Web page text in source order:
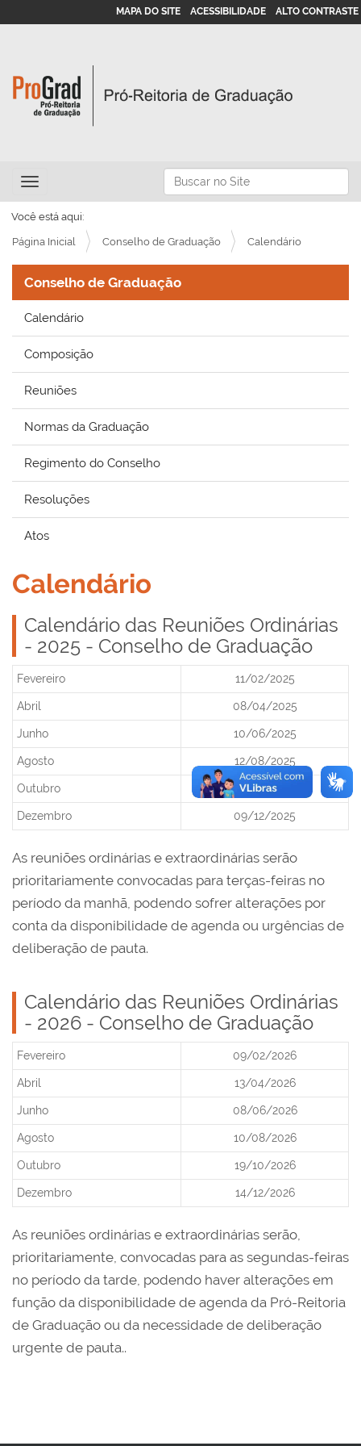
Busca
Busca Avançada…
MAPA DO SITE ACESSIBILIDADE ALTO CONTRASTE
Toggle navigation
Você está aqui:
Página Inicial Conselho de Graduação Calendário
Conselho de Graduação
Calendário
Composição
Reuniões
Normas da Graduação
Regimento do Conselho
Resoluções
Atos
Calendário
Calendário das Reuniões Ordinárias
- 2025 - Conselho de Graduação
Fevereiro 11/02/2025
Abril 08/04/2025
Junho 10/06/2025
Agosto 12/08/2025
Outubro 14/10/2025
Dezembro 09/12/2025
As reuniões ordinárias e extraordinárias serão
prioritariamente convocadas para terças-feiras no
período da manhã, podendo sofrer alterações por
conta da disponibilidade de agenda ou urgências de
deliberação de pauta.
Calendário das Reuniões Ordinárias
- 2026 - Conselho de Graduação
Fevereiro 09/02/2026
Abril 13/04/2026
Junho 08/06/2026
Agosto 10/08/2026
Outubro 19/10/2026
Dezembro 14/12/2026
As reuniões ordinárias e extraordinárias serão,
prioritariamente, convocadas para as segundas-feiras
no período da tarde, podendo haver alterações em
função da disponibilidade de agenda da Pró-Reitoria
de Graduação ou da necessidade de deliberação
urgente de pauta..